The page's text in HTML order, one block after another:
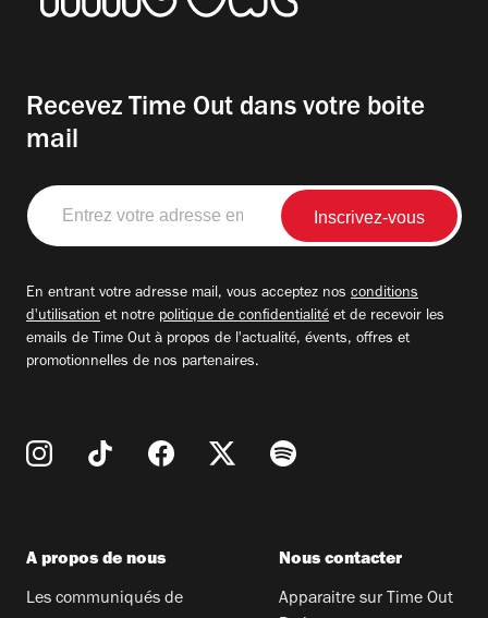
Recevez Time Out dans votre boite
mail
Entrez
votre
adresse
En entrant votre adresse mail, vous acceptez nos conditions
d'utilisation et notre politique de confidentialité et de recevoir les
emails de Time Out à propos de l'actualité, évents, offres et
promotionnelles de nos partenaires.
A propos de nous
Les communiqués de
Nous contacter
Apparaitre sur Time Out